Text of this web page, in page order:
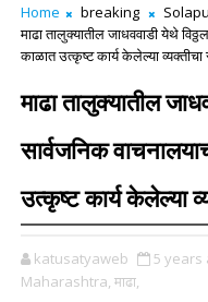
Home breaking
माढा तालुक्यातील जाधववाडी येथे
काळात उत्कृष्ट कार्य केलेल्या
माढा तालुक्यातील
सार्वजनिक
उत्कृष्ट कार्य केलेल्या
katusatyaweb 5 years
Maharashtra, माढा,